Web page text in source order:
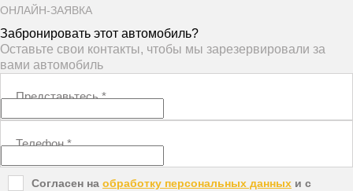
ОНЛАЙН-ЗАЯВКА
Забронировать этот автомобиль?
Оставьте свои контакты, чтобы мы зарезервировали за
вами автомобиль
Представьтесь*
Телефон*
Согласен на обработку персональных данных и c